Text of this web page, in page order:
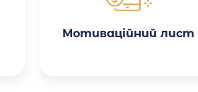
Мотиваційний лист